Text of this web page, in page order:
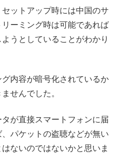
ットアップ時には中国のサ
ーミング時は可能であれば
うとしていることがわかり
内容が暗号化されているか
せんでした。
が直接スマートフォンに届
パケットの盗聴などが無い
ないのではないかと思いま